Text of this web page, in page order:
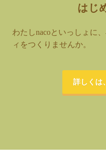
はじ
わたしnacoといっしょに
ィをつくりませんか。
詳しくは